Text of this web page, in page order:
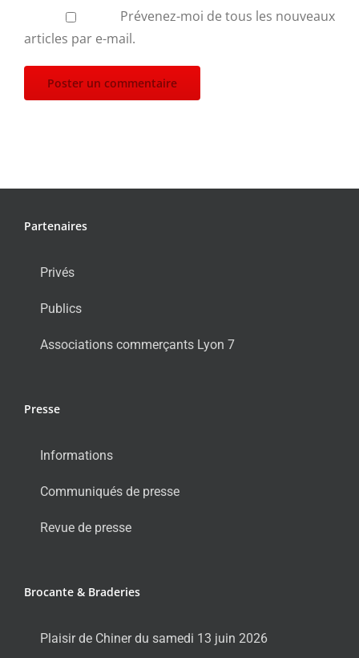
Prévenez-moi de tous les nouveaux
articles par e-mail.
Partenaires
Privés
Publics
Associations commerçants Lyon 7
Presse
Informations
Communiqués de presse
Revue de presse
Brocante & Braderies
Plaisir de Chiner du samedi 13 juin 2026